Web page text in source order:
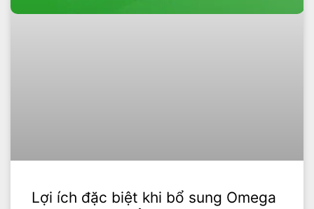
Lợi ích đặc biệt khi bổ sung Omega